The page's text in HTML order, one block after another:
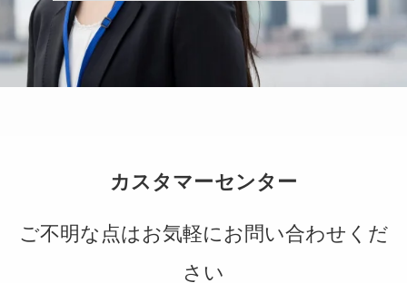
カスタマーセンター
ご不明な点はお気軽にお問い合わせくだ
さい